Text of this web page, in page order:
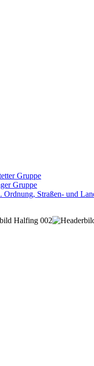
Gruppe
Gruppe
Straßen- und